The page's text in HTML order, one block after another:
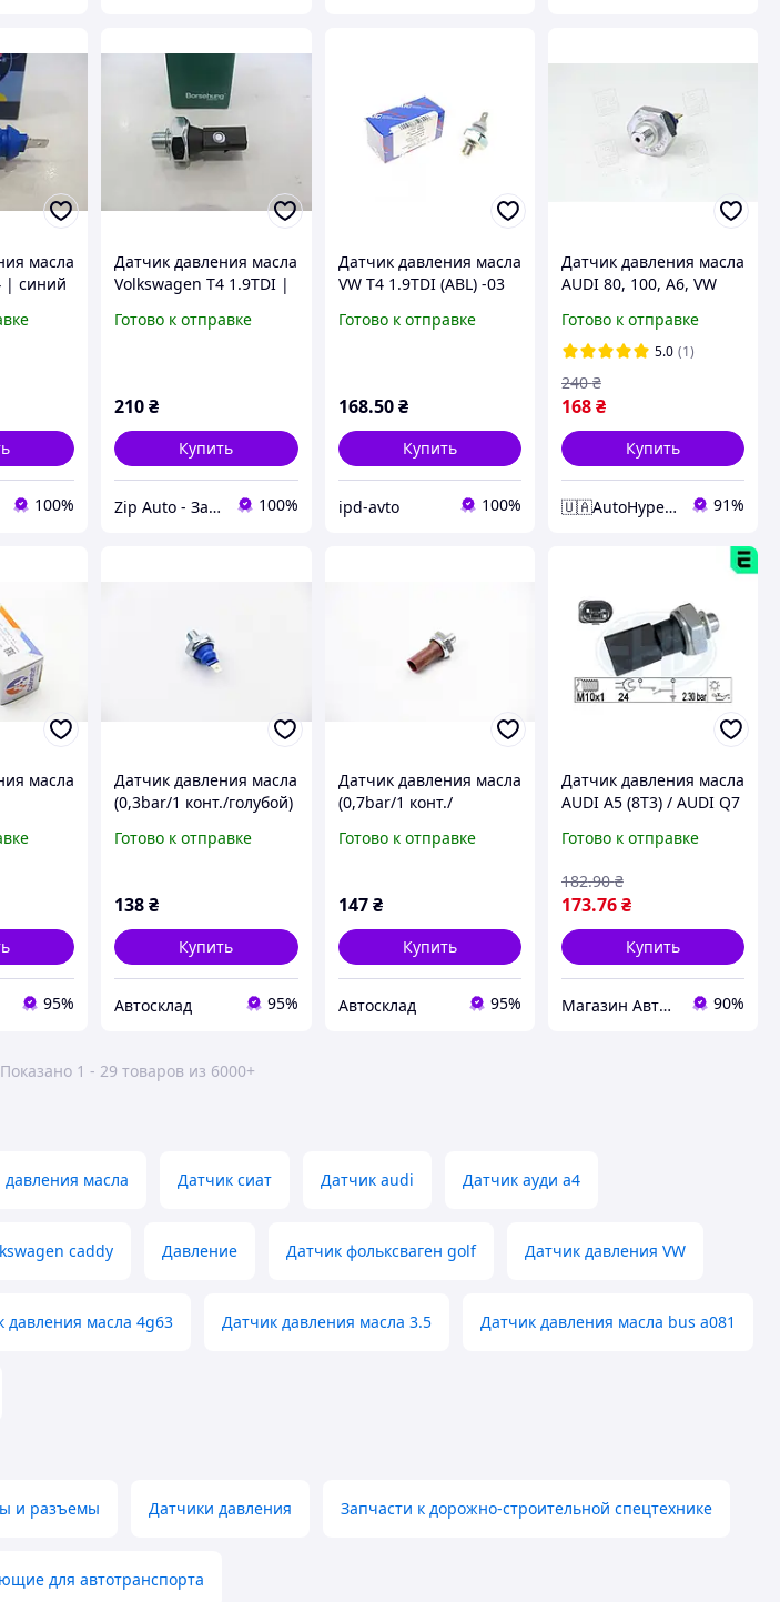
масла
| синий
100%
Датчик давления масла
Volkswagen T4 1.9TDI |
B13137
Готово к отправке
210₴
Купить
Zip Auto - Запчасти для микроавтобусов 100%
Датчик давления масла
VW T4 1.9TDI (ABL) -03
Готово к отправке
168.50 ₴
Купить
ipd-avto 100%
Датчик давления масла
AUDI 80, 100, A6, VW
1-3, T4 (FEBI) код 08466
Готово к отправке
5.0 (1)
168₴
240 ₴
Купить
🇺🇦AutoHype🇺🇦 91%
масла
4,2 94-
95%
Датчик давления масла
(0,3bar/1 конт./голубой)
2.5 TDI, FACET (70108)
Готово к отправке
138₴
Купить
Автосклад 95%
Датчик давления масла
(0,7bar/1 конт./
T4/Golf IV 1.2-2.5 TDI
Готово к отправке
147 ₴
Купить
Автосклад 95%
Датчик давления масла
AUDI A5 (8T3) / AUDI Q7
2002-2019 г.
Готово к отправке
173.76₴
182.90 ₴
Купить
Магазин Авто Скорость 90%
Показано 1 - 29 товаров из 6000+
масла Датчик сиат Датчик audi Датчик ауди a4
caddy Давление Датчик фольксваген golf Датчик давления VW
давления масла 4g63 Датчик давления масла 3.5 Датчик давления масла bus a081
и разъемы Датчики давления Запчасти к дорожно-строительной спецтехнике
для автотранспорта